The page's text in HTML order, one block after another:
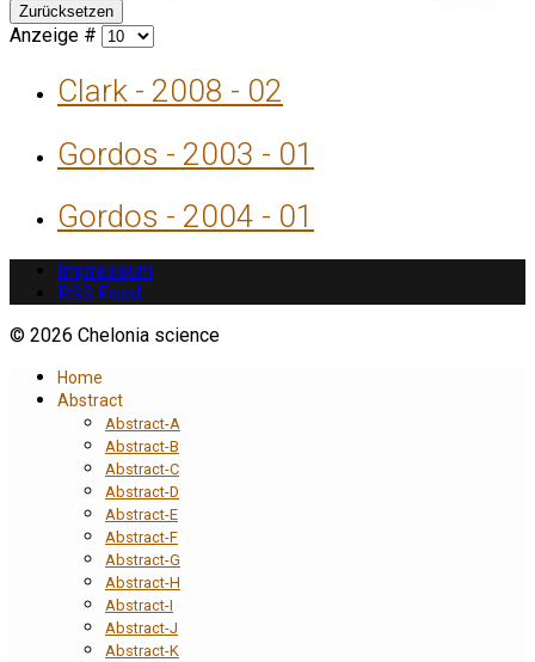
Zurücksetzen
Anzeige #
Clark - 2008 - 02
Gordos - 2003 - 01
Gordos - 2004 - 01
Impressum
RSS Feed
© 2026 Chelonia science
Home
Abstract
Abstract-A
Abstract-B
Abstract-C
Abstract-D
Abstract-E
Abstract-F
Abstract-G
Abstract-H
Abstract-I
Abstract-J
Abstract-K